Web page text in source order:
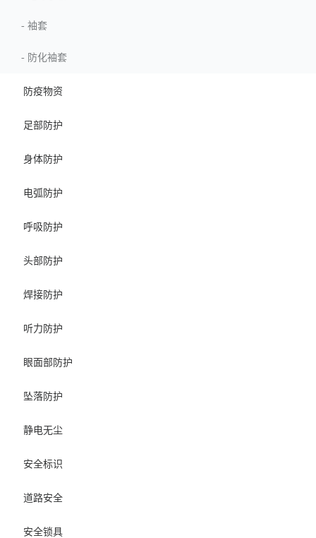
- 袖套
- 防化袖套
防疫物资
足部防护
身体防护
电弧防护
呼吸防护
头部防护
焊接防护
听力防护
眼面部防护
坠落防护
静电无尘
安全标识
道路安全
安全锁具